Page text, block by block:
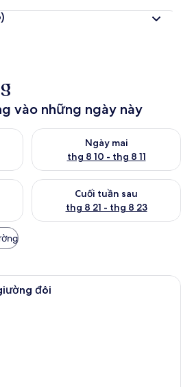
vào những ngày này
từ thg 8 9 - thg 8 10
Ngày mai
thg 8 10 - thg 8 11
Kiểm tra lượng phòng ngày
này từ thg 8 14 - thg 8 16
Cuối tuần sau
thg 8 21 - thg 8 23
Kiểm tra lượng phòng cuối
Bàn, phòng cách âm, truy cập
đôi